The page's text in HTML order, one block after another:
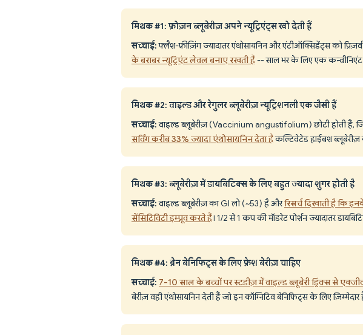
मिथक #1: फ्रोज़न ब्लूबेरीज़ अपने न्यूट्रिएंट्स खो देती हैं
सच्चाई:फ्लैश-फ्रीज़िंग ज्यादातर एंथोसायनिन और एंटीऑक्सिडेंट्स को
के बराबर न्यूट्रिएंट लेवल बनाए रखती हैं-- साल भर के लिए एक
मिथक #2: वाइल्ड और रेगुलर ब्लूबेरीज़ न्यूट्रिशनली एक जैसी हैं
सच्चाई:वाइल्ड ब्लूबेरीज़ (Vaccinium angustifolium) छोटी होती हैं,
सर्विंग करीब 33% ज्यादा एंथोसायनिन देता हैकल्टिवेटेड हाईबश ब्लूबेरीज़
मिथक #3: ब्लूबेरीज़ में डायबिटिक्स के लिए बहुत ज्यादा शुगर होती है
सच्चाई:वाइल्ड ब्लूबेरीज़ का GI लो (~53) है औररिसर्च दिखाती है कि
सेंसिटिविटी इम्प्रूव करते हैं। 1/2 से 1 कप की मॉडरेट पोर्शन ज्यादातर
मिथक #4: ब्रेन बेनिफिट्स के लिए फ्रेश बेरीज़ चाहिए
सच्चाई: 7-10 साल के बच्चों पर स्टडीज़ में वाइल्ड ब्लूबेरी ड्रिंक्स से
बेरीज़ वही एंथोसायनिन देती हैं जो इन कॉग्निटिव बेनिफिट्स के लिए ज़िम्मेदार